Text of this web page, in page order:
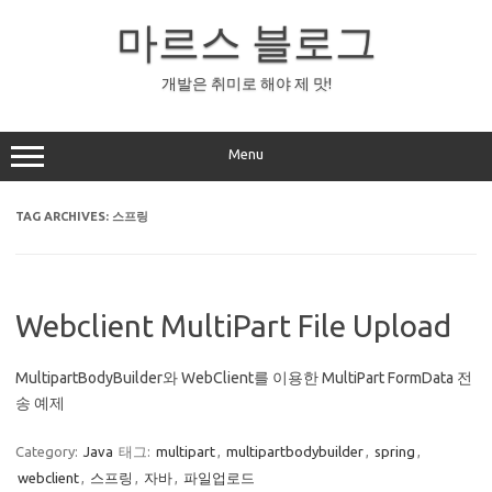
마르스 블로그
개발은 취미로 해야 제 맛!
Menu
TAG ARCHIVES: 스프링
Webclient MultiPart File Upload
MultipartBodyBuilder와 WebClient를 이용한 MultiPart FormData 전
송 예제
Category: Java 태그: multipart, multipartbodybuilder, spring ,
webclient, 스프링 , 자바, 파일업로드